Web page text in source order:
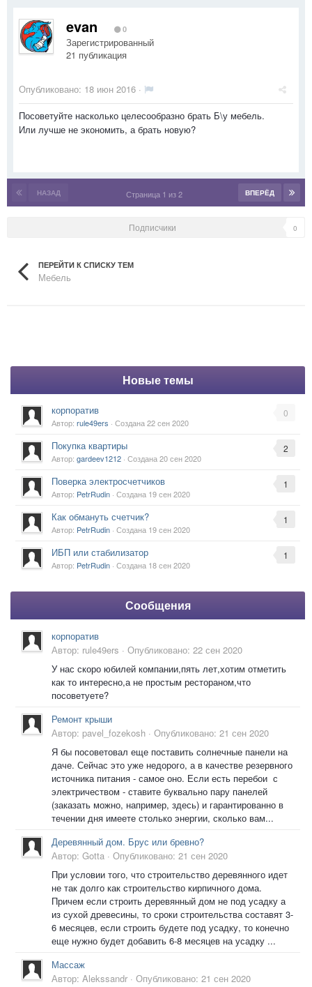
evan 0
Зарегистрированный
21 публикация
Опубликовано: 18 июн 2016 ·
Посоветуйте насколько целесообразно брать Б\у мебель.
Или лучше не экономить, а брать новую?
НАЗАД ВПЕРЁД
Страница 1 из 2
Подписчики 0
ПЕРЕЙТИ К СПИСКУ ТЕМ
Мебель
Новые темы
0
корпоратив
Автор: rule49ers · Создана22 сен 2020
2
Покупка квартиры
Автор: gardeev1212 · Создана20 сен 2020
1
Поверка электросчетчиков
Автор: PetrRudin · Создана 19 сен 2020
1
Как обмануть счетчик?
Автор: PetrRudin · Создана 19 сен 2020
1
ИБП или стабилизатор
Автор: PetrRudin · Создана 18 сен 2020
Сообщения
корпоратив
Автор: rule49ers · Опубликовано: 22 сен 2020
У нас скоро юбилей компании,пять лет,хотим отметить
как то интересно,а не простым рестораном,что
посоветуете?
Ремонт крыши
Автор: pavel_fozekosh · Опубликовано: 21 сен 2020
Я бы посоветовал еще поставить солнечные панели на
даче. Сейчас это уже недорого, а в качестве резервного
источника питания - самое оно. Если есть перебои с
электричеством - ставите буквально пару панелей
(заказать можно, например, здесь) и гарантированно в
течении дня имеете столько энергии, сколько вам...
Деревянный дом. Брус или бревно?
Автор: Gotta · Опубликовано: 21 сен 2020
При условии того, что строительство деревянного идет
не так долго как строительство кирпичного дома.
Причем если строить деревянный дом не под усадку а
из сухой древесины, то сроки строительства составят 3-
6 месяцев, если строить будете под усадку, то конечно
еще нужно будет добавить 6-8 месяцев на усадку ...
Массаж
Автор: Alekssandr · Опубликовано: 21 сен 2020